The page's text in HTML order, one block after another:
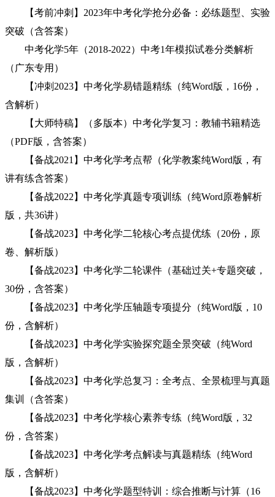
【考前冲刺】2023年中考化学抢分必备：必练题型、实验
突破（含答案）
中考化学5年（2018-2022）中考1年模拟试卷分类解析
（广东专用）
【冲刺2023】中考化学易错题精练（纯Word版，16份，
含解析）
【大师特稿】（多版本）中考化学复习：教辅书籍精选
（PDF版，含答案）
【备战2021】中考化学考点帮（化学教案纯Word版，有
讲有练含答案）
【备战2022】中考化学真题专项训练（纯Word原卷解析
版，共36讲）
【备战2023】中考化学二轮核心考点提优练（20份，原
卷、解析版）
【备战2023】中考化学二轮课件（基础过关+专题突破，
30份，含答案）
【备战2023】中考化学压轴题专项提分（纯Word版，10
份，含解析）
【备战2023】中考化学实验探究题全景突破（纯Word
版，含解析）
【备战2023】中考化学总复习：全考点、全景梳理与真题
集训（含答案）
【备战2023】中考化学核心素养专练（纯Word版，32
份，含答案）
【备战2023】中考化学考点解读与真题精练（纯Word
版，含解析）
【备战2023】中考化学题型特训：综合推断与计算（16